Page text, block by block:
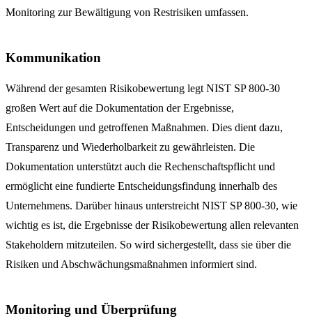
Monitoring zur Bewältigung von Restrisiken umfassen.
Kommunikation
Während der gesamten Risikobewertung legt NIST SP 800-30
großen Wert auf die Dokumentation der Ergebnisse,
Entscheidungen und getroffenen Maßnahmen. Dies dient dazu,
Transparenz und Wiederholbarkeit zu gewährleisten. Die
Dokumentation unterstützt auch die Rechenschaftspflicht und
ermöglicht eine fundierte Entscheidungsfindung innerhalb des
Unternehmens. Darüber hinaus unterstreicht NIST SP 800-30, wie
wichtig es ist, die Ergebnisse der Risikobewertung allen relevanten
Stakeholdern mitzuteilen. So wird sichergestellt, dass sie über die
Risiken und Abschwächungsmaßnahmen informiert sind.
Monitoring und Überprüfung